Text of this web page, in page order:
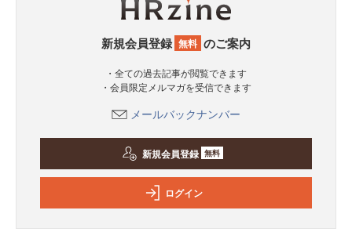
新規会員登録 無料 のご案内
・全ての過去記事が閲覧できます
・会員限定メルマガを受信できます
メールバックナンバー
新規会員登録 無料
ログイン